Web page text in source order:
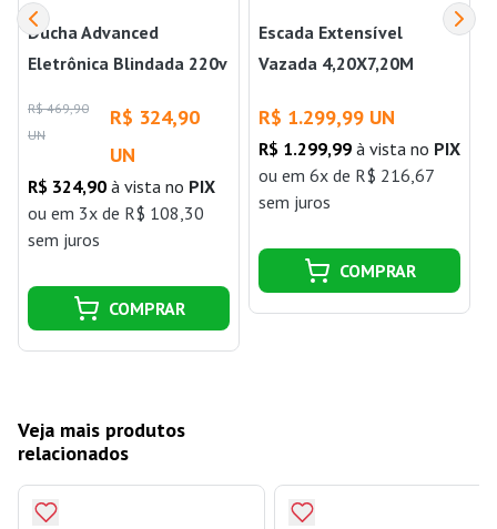
Ducha Advanced
Eletrônica Blindada 220v
R$ 469,90
UN
R$ 324,90
UN
R$ 324,90 à vista no PIX
ou em 3x de R$ 108,30
sem juros
COMPRAR
Escada Extensível
Vazada 4,20X7,20M
R$ 1.299,99 UN
R$ 1.299,99 à vista no PIX
ou em 6x de R$ 216,67
sem juros
COMPRAR
Veja mais produtos
relacionados